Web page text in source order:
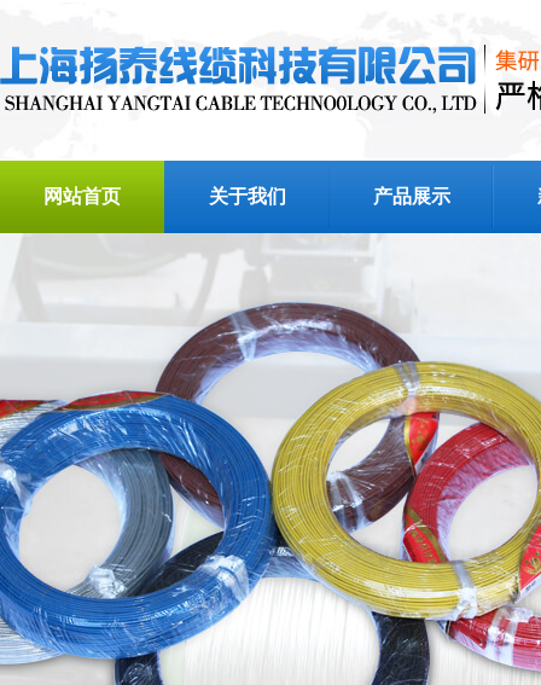
网站首页 关于我们 产品展示